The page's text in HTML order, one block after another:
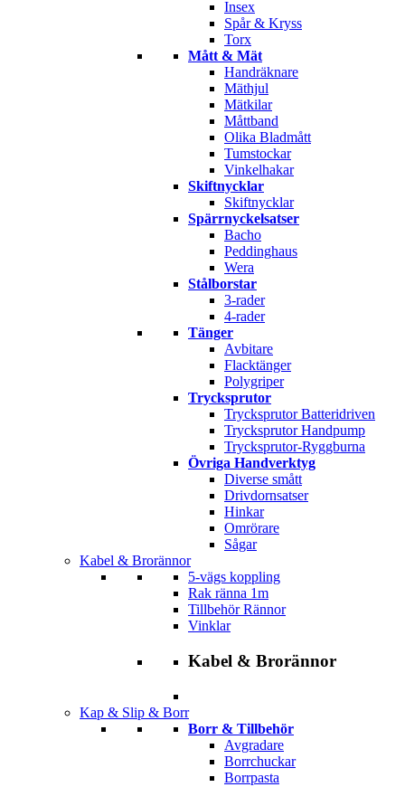
Insex
Spår & Kryss
Torx
Mått & Mät
Handräknare
Mäthjul
Mätkilar
Måttband
Olika Bladmått
Tumstockar
Vinkelhakar
Skiftnycklar
Skiftnycklar
Spärrnyckelsatser
Bacho
Peddinghaus
Wera
Stålborstar
3-rader
4-rader
Tänger
Avbitare
Flacktänger
Polygriper
Trycksprutor
Trycksprutor Batteridriven
Trycksprutor Handpump
Trycksprutor-Ryggburna
Övriga Handverktyg
Diverse smått
Drivdornsatser
Hinkar
Omrörare
Sågar
Kabel & Brorännor
5-vägs koppling
Rak ränna 1m
Tillbehör Rännor
Vinklar
Kabel & Brorännor
Kap & Slip & Borr
Borr & Tillbehör
Avgradare
Borrchuckar
Borrpasta